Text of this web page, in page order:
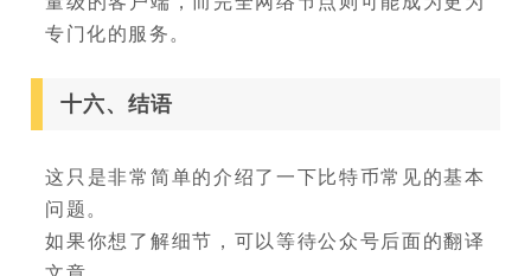
专门化的服务。
十六、结语
这只是非常简单的介绍了一下比特币常见的基本
问题。
如果你想了解细节，可以等待公众号后面的翻译